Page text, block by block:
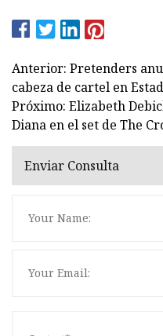
Anterior: Pretenders
cabeza de cartel en
Próximo: Elizabeth
Diana en el set de The
Enviar Consulta